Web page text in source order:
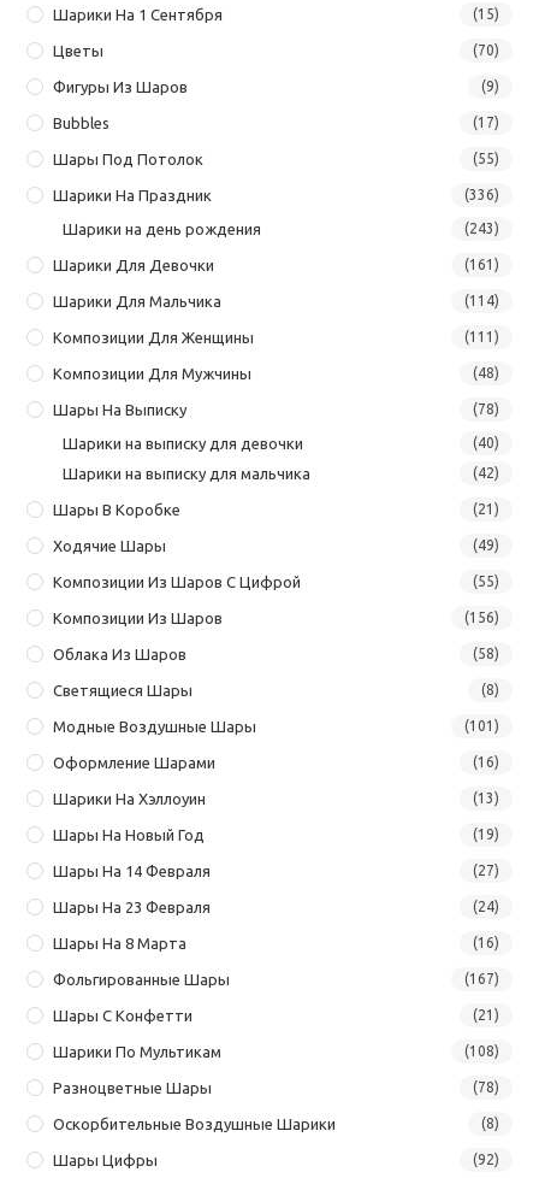
Шарики На 1 Сентября (15)
Цветы (70)
Фигуры Из Шаров (9)
Bubbles (17)
Шары Под Потолок (55)
Шарики На Праздник (336)
Шарики на день рождения (243)
Шарики Для Девочки (161)
Шарики Для Мальчика (114)
Композиции Для Женщины (111)
Композиции Для Мужчины (48)
Шары На Выписку (78)
Шарики на выписку для девочки (40)
Шарики на выписку для мальчика (42)
Шары В Коробке (21)
Ходячие Шары (49)
Композиции Из Шаров С Цифрой (55)
Композиции Из Шаров (156)
Облака Из Шаров (58)
Светящиеся Шары (8)
Модные Воздушные Шары (101)
Оформление Шарами (16)
Шарики На Хэллоуин (13)
Шары На Новый Год (19)
Шары На 14 Февраля (27)
Шары На 23 Февраля (24)
Шары На 8 Марта (16)
Фольгированные Шары (167)
Шары С Конфетти (21)
Шарики По Мультикам (108)
Разноцветные Шары (78)
Оскорбительные Воздушные Шарики (8)
Шары Цифры (92)